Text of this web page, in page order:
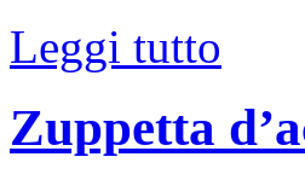
Leggi tutto
Zuppetta